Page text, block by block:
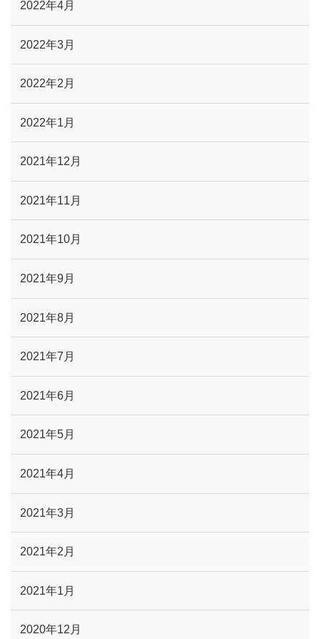
2022年4月
2022年3月
2022年2月
2022年1月
2021年12月
2021年11月
2021年10月
2021年9月
2021年8月
2021年7月
2021年6月
2021年5月
2021年4月
2021年3月
2021年2月
2021年1月
2020年12月